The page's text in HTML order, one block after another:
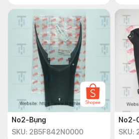
No2-Bụng
SKU: 2B5F842N0000
No2-
SKU: